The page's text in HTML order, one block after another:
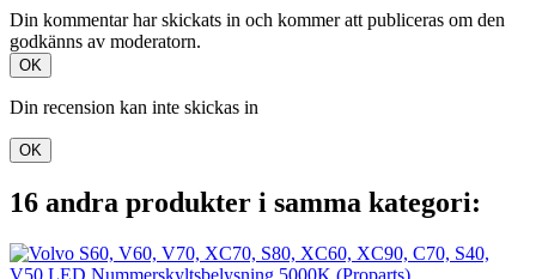
Din kommentar har skickats in och kommer att publiceras om den
godkänns av moderatorn.
OK
Din recension kan inte skickas in
OK
16 andra produkter i samma kategori: